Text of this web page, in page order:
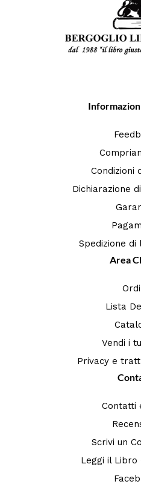
Condizioni
Dichiarazione
Spedizione
Area
Lista
Vendi i
Privacy e
Contatti
Scrivi un
Leggi il Libro